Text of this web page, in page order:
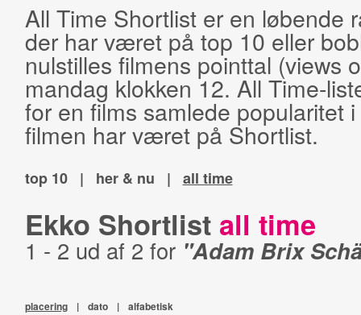
All Time Shortlist er en løbende
der har været på top 10 eller
nulstilles filmens pointtal (views
mandag klokken 12. All Time-
for en films samlede popularitet
filmen har været på Shortlist.
top 10 | her & nu | all time
Ekko Shortlist all time
1 - 2 ud af 2 for "Adam Brix
placering | dato | alfabetisk